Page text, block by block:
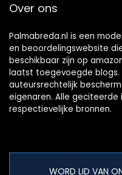
Over ons
Palmabreda.nl is een
en beoordelingswebsite
beschikbaar zijn op
laatst toegevoegde blogs.
auteursrechtelijk
eigenaren. Alle geciteerde
respectievelijke bronnen.
WORD LID VAN